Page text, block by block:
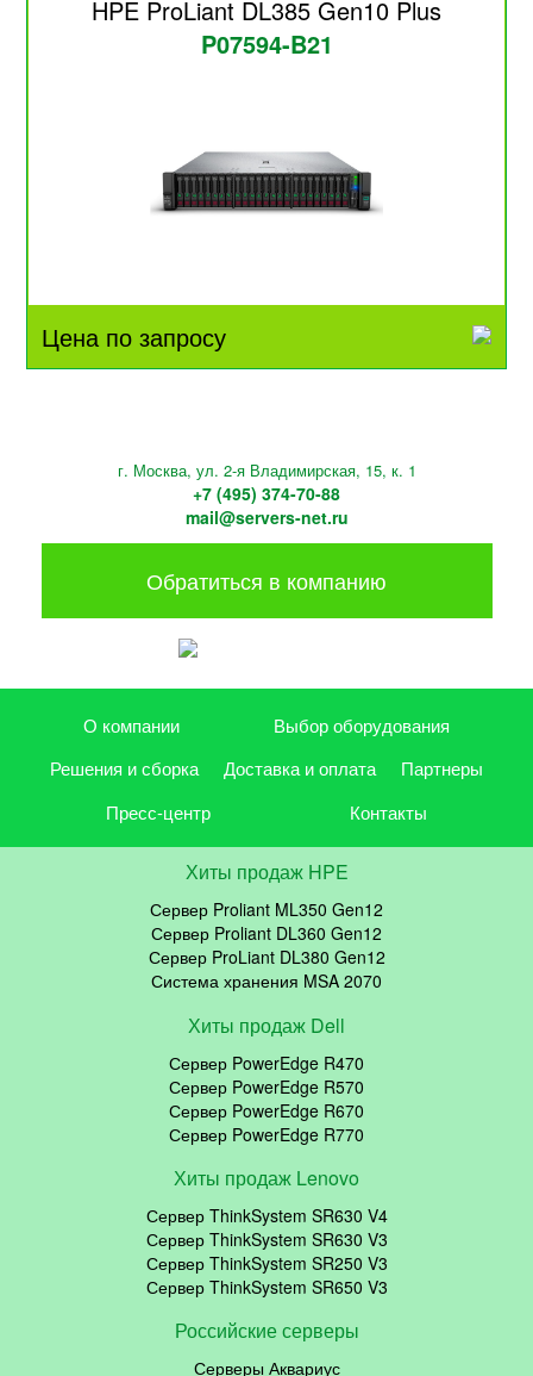
HPE ProLiant DL385 Gen10 Plus
P07594-B21
Цена по запросу
г. Москва, ул. 2-я Владимирская, 15, к. 1
+7 (495) 374-70-88
mail@servers-net.ru
Обратиться в компанию
О компании
Выбор оборудования
Решения и сборка
Доставка и оплата
Партнеры
Пресс-центр
Контакты
Хиты продаж HPE
Сервер Proliant ML350 Gen12
Сервер Proliant DL360 Gen12
Сервер ProLiant DL380 Gen12
Система хранения MSA 2070
Хиты продаж Dell
Сервер PowerEdge R470
Сервер PowerEdge R570
Сервер PowerEdge R670
Сервер PowerEdge R770
Хиты продаж Lenovo
Сервер ThinkSystem SR630 V4
Сервер ThinkSystem SR630 V3
Сервер ThinkSystem SR250 V3
Сервер ThinkSystem SR650 V3
Российские серверы
Серверы Аквариус